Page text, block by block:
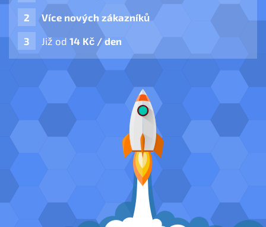
Více nových zákazníků
Již od 14 Kč / den